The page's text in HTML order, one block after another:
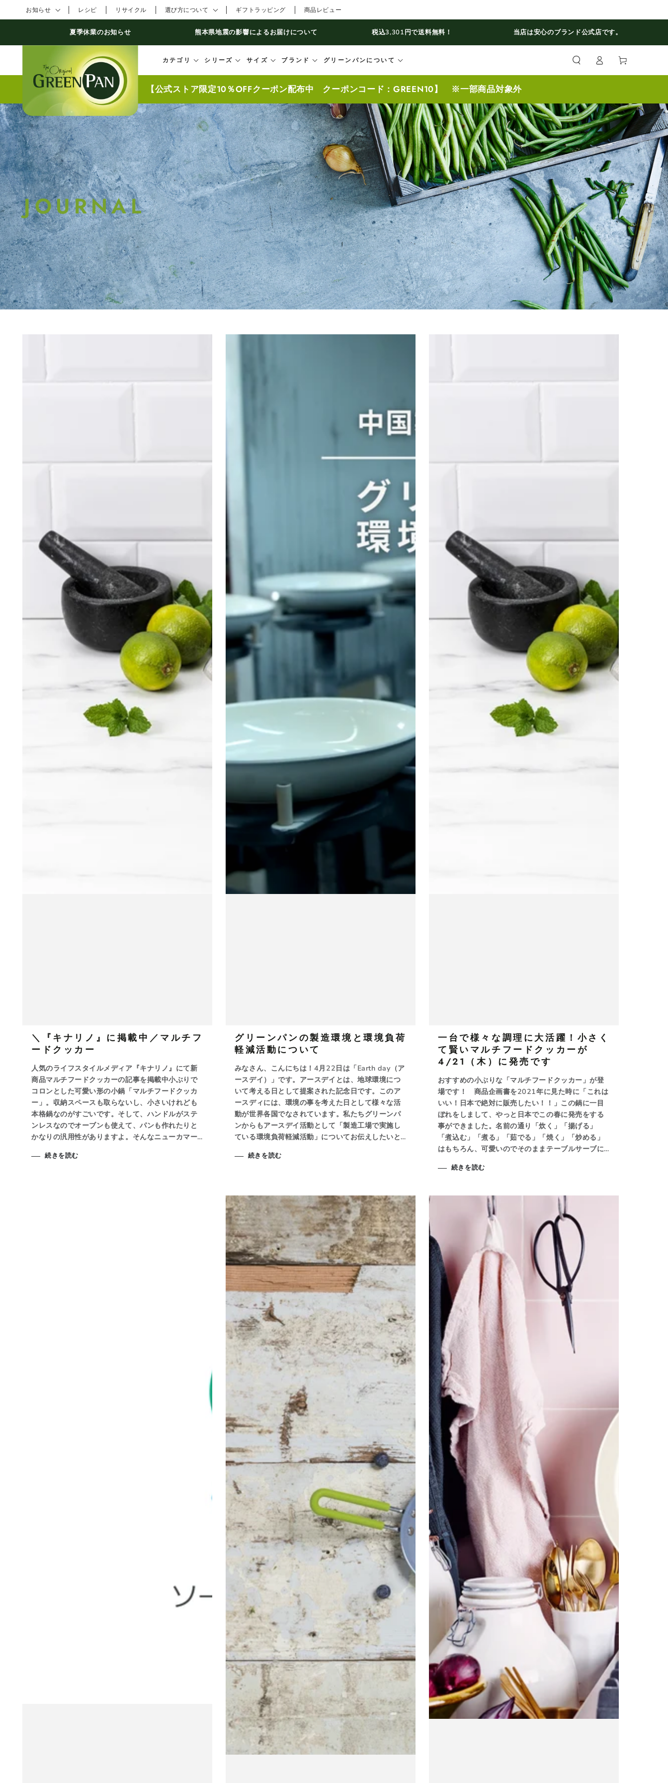
コンテンツにスキ
ップするお知らせ レシピ リサイクル 選び方について ギフトラッピング 商品レビュー
夏季休業のお知らせ 熊本県地震の影響によるお届けについて 税込3,301円で送料無料！ 当店は安心のブランド公式店です。
カテゴリ シリーズ サイズ ブランド グリーンパンについて
イ
カ
ー
ト
【公式ストア限定10％OFFクーポン配布中 クーポンコード：GREEN10】 ※一部商品対象外
JOURNAL
＼『キナリノ』に掲載中／マルチフ
ードクッカー
人気のライフスタイルメディア『キナリノ』にて新
商品マルチフードクッカーの記事を掲載中小ぶりで
コロンとした可愛い形の小鍋「マルチフードクッカ
ー」。収納スペースも取らないし、小さいけれども
本格鍋なのがすごいです。そして、ハンドルがステ
ンレスなのでオーブンも使えて、パンも作れたりと
かなりの汎用性がありますよ。そんなニューカマー
ムでも素敵なお写真を沢山投稿されているフードコ
続きを読む
グリーンパンの製造環境と環境負荷
軽減活動について
みなさん、こんにちは！4月22日は「Earth day（ア
ースデイ）」です。アースデイとは、地球環境につ
いて考える日として提案された記念日です。このア
ースディには、環境の事を考えた日として様々な活
動が世界各国でなされています。私たちグリーンパ
ンからもアースデイ活動として「製造工場で実施し
ている環境負荷軽減活動」についてお伝えしたいと
ィ 活動② 自然電力の活用 活動③ 水の再利用 活
います。時々「中国製だけど大丈夫ですか？」など
聞かれる事がありますが、日本であっても中国であ
ってもヨーロッパであっても、どこであってもずさ
んな工場もあれば、衛生的でしっかりと管理された
工場があると思います。グリーンパンは後者側の工
場と言えます。 お使いのブラウザは動画の再生に対
応していません。 SGS サプライヤーサステナビリテ
ィプログラムにおいて初めてGSCPレベル１を取得
した工場です。GSCPレベル１とは、規定遵守の最
高 レベルであり、このレベルに達したグリーンパン
の施設は世界規模で初めてのサプライヤーになりま
す。この受賞は2013年ですが、グリーンパンは相当
前から非常に高い意識があったということになりま
す。 活動② 自然電力の活用 壮大な工場屋根にはソ
ーラーパネルを敷き詰めて自然電力を活用をしてい
ます。工場で使用する電力のおよそ25% をソーラー
光熱で使用し、資源の枯渇防止に努めています。ま
た、新しい空気圧縮機の開始によりエネルギーの節
約が可能となりました。そしてコーティングスプレ
ーの製造ラインを天然ガスに置き換えた事で、年間
約155トンの炭素排出量を抑えました。 カーボンニ
ュートラルに向けて可能な限りの努力を惜しまずに
実施しています。 活動③ 水の再利用 工場内には排
水処理プラントを設備し、環境への影響を最小限に
抑える活動をしています。約85% は工場内で再利用
し、残りの15% は地域の河川に戻しました。 活動
④ PFASのない世界へ！ まだまだ日本ではあまり
耳にしない「PFAS（有機フッ素化合物）」について
です。ではこの「PFAS」って何？となりますよね。
このPFASは、自然界ではほぼ分解されない物質のた
め、自然界に放出されると何千年も分解されずに残
り続けることから「永遠に残る化学物質」と呼ばれ
ています。流動性もあり、製造過程や食品、空気な
どにも放出されることから人体や野生動物、自然環
境に悪影響を及ぼしています。 北極の白熊の血から
も検出されているのです。北極で、しかも氷の上
で、自然の中で生活しているのに、です。それくら
い空気中や水を通して運ばれているんだなと現実を
改めて考えてしまいます。 近年では皆さまがよくご
存知の大手企業など世界ではPFASの使用を一切やめ
るという動きになってきています。もちろんグリー
ンパンは当時から、フッ素樹脂（PTFE）の不使用、
PFAS、PFOA、鉛、カドミウムなど、人体や環境に
悪影響を及ぼす化学物質を今日まで一切使用してい
ません。 私たちができる事。それは、これからの地
球の事、今を生きる私たちの事、そしてこれから生
まれてくる未来の子供たちの未来を考えて、安全な
調理道具を知ってもらう活動を臆することなくし続
けていきたいと思っています。 グリーンパンを製造
している工場での活動をご覧いただきありがとうご
続きを読む
一台で様々な調理に大活躍！小さく
て賢いマルチフードクッカーが
4/21（木）に発売です
おすすめの小ぶりな「マルチフードクッカー」が登
場です！ 商品企画書を2021年に見た時に「これは
いい！日本で絶対に販売したい！！」この鍋に一目
ぼれをしまして、やっと日本でこの春に発売をする
事ができました。名前の通り「炊く」「揚げる」
「煮込む」「煮る」「茹でる」「焼く」「炒める」
はもちろん、可愛いのでそのままテーブルサーブに
ってないの？」というリクエストも受けていました
方に喜んでいただけると嬉しいです。■ハンドルぱっ
とみでも気づくくらいハンドルが大きいです！握っ
てみると、、、持ち運びやすい！！安心！！正直、
ちょっと大きいかな？と思っていたのですが、安心
感が増しました。ステンレスなのでオーブンにも入
れられるので、調理の幅も広がります。■ガラス蓋ポ
イントは、蓋裏のラインに旨味水分がついて、その
旨味が鍋中に降り注いでくれる事です。しっとりと
美味しく仕上りますよ。調理も見れるのも安心です
よね。■フードロス！びっくりするくらい鍋中の料理
が残らないので、ご飯とかマッシュポテトとかこび
りつきやすい料理もするっと取れます。あの、残る
感じって罪悪感なので、キレイに取れる様は感動で
す。■そして、洗うのも楽！もしも鍋中が焦げてしま
ったりしたとしても、お湯を入れて中性洗剤を入れ
てちょっと放置しておけば「スルっ」と汚れが浮い
て取れます。洗いもののストレスって、食事の最後
に「あ～～」って思いますよね。■もちろん美味しく
仕上りますセラミックとダイヤモンド粒子の効果で
遠赤外線効果となり美味しく仕上ります。■揚げ物も
OK揚げ物は鍋の半分以下に油を入れて調理をしてく
ださい。※グリーンパンはミルクパン、ソースパ
ン、両手鍋では上記同様に半分以下の油で調理をお
すすめしています。
続きを読む